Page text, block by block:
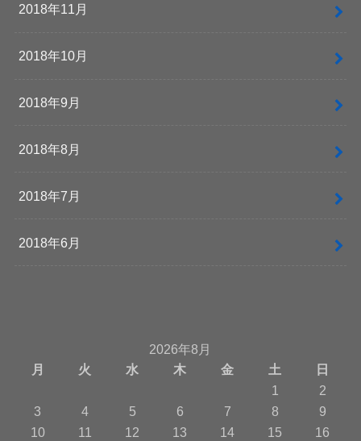
2018年11月
2018年10月
2018年9月
2018年8月
2018年7月
2018年6月
2026年8月
月
火 水 木 金 土
日
1
2
3
4 5 6 7 8
9
10
11 12 13 14 15 16